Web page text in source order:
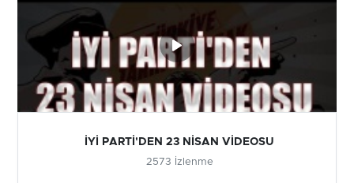
İYİ PARTİ'DEN 23 NİSAN VİDEOSU
2573 İzlenme